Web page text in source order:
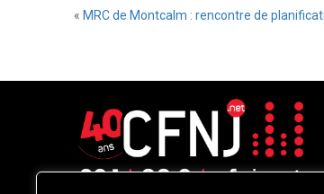
« MRC de Montcalm : rencontre de